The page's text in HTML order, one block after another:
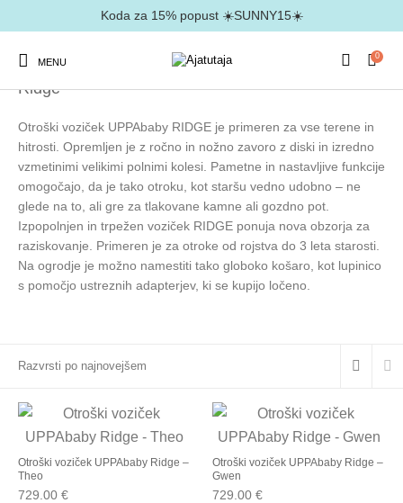
Koda za 15% popust ☀️SUNNY15☀️
MENU
0
Domov / Izdelki označeni z “Ridge”
Ridge
Otroški voziček UPPAbaby RIDGE je primeren za vse terene in
hitrosti. Opremljen je z ročno in nožno zavoro z diski in izredno
vzmetinimi velikimi polnimi kolesi. Pametne in nastavljive funkcĳe
omogočajo, da je tako otroku, kot staršu vedno udobno – ne
glede na to, ali gre za tlakovane kamne ali gozdno pot.
Izpopolnjen in trpežen voziček RIDGE ponuja nova obzorja za
raziskovanje. Primeren je za otroke od rojstva do 3 leta starosti.
Na ogrodje je možno namestiti tako globoko košaro, kot lupinico
s pomočjo ustreznih adapterjev, ki se kupijo ločeno.
Otroški voziček UPPAbaby Ridge –
Theo
729.00 €
Otroški voziček UPPAbaby Ridge –
Gwen
729.00 €